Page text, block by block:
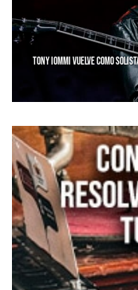
TONY IOMMI VUELVE COMO